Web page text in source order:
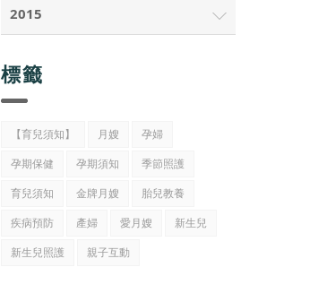
2015
標籤
【育兒須知】 月嫂
孕婦
孕期保健
孕期須知
季節照護
育兒須知
金牌月嫂
胎兒教養
疾病預防
產婦 愛月嫂
新生兒
新生兒照護
親子互動